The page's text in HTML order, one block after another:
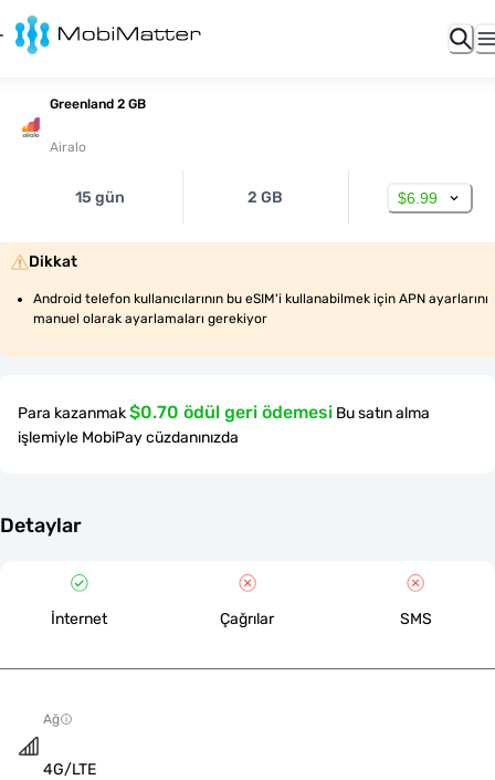
Greenland 2 GB
Airalo
15 gün 2 GB $6.99
Dikkat
Android telefon kullanıcılarının bu eSIM'i kullanabilmek için APN ayarlarını
manuel olarak ayarlamaları gerekiyor
Para kazanmak$0.70 ödül geri ödemesi Bu satın alma
işlemiyle MobiPay cüzdanınızda
Detaylar
İnternet Çağrılar SMS
Ağ
4G/LTE